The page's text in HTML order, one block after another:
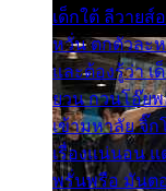
เด็กใต้ ลีวายส์
หวั่น ตกตัวละ
และต้องรู้ว่า เ
ยวน กวนโอ๊ยพ
เข้ามหาลัย จิ๊
เรื่องแน่นอน
พรั่นพรือ มันตอ